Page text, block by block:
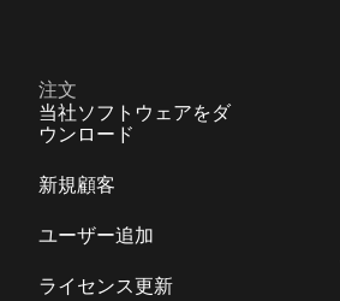
注文
当社ソフトウェアをダ
ウンロード
新規顧客
ユーザー追加
ライセンス更新